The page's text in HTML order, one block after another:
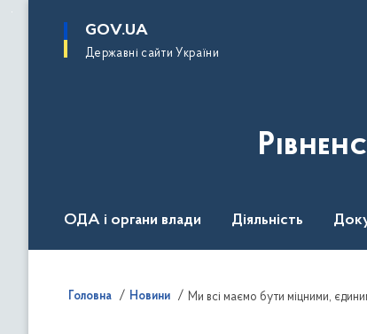
основного
GOV.UA
Державні сайти України
ОДА і органи влади Діяльність
Головна Новини